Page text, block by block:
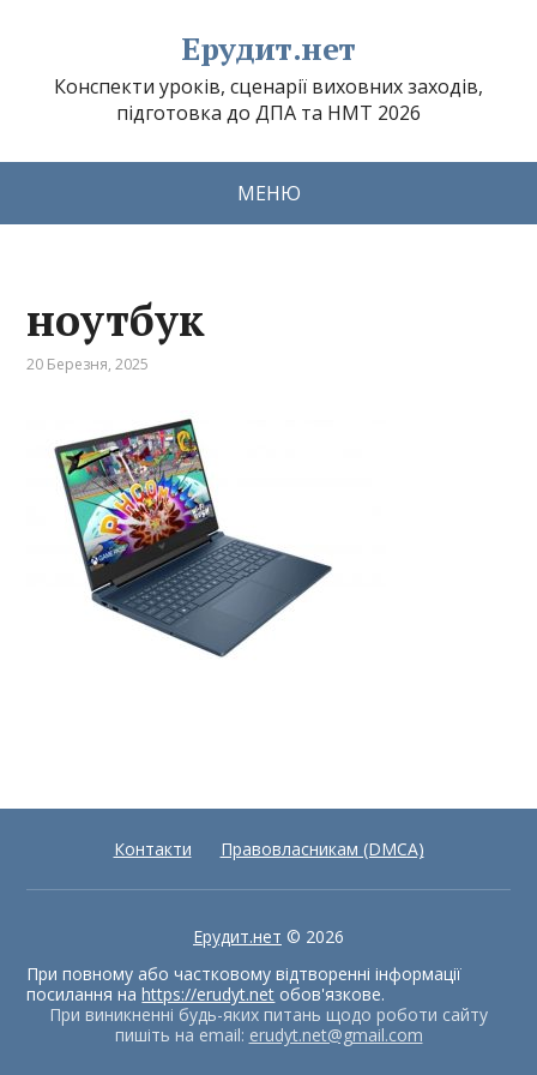
Ерудит.нет
Конспекти уроків, сценарії виховних заходів,
підготовка до ДПА та НМТ 2026
МЕНЮ
ноутбук
20 Березня, 2025
Контакти Правовласникам (DMCA)
Ерудит.нет © 2026
При повному або частковому відтворенні інформації
посилання наhttps://erudyt.net обов'язкове.
При виникненні будь-яких питань щодо роботи сайту
пишіть на email: erudyt.net@gmail.com